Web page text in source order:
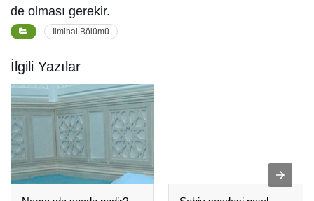
de olması gerekir.
İlmihal Bölümü
İlgili Yazılar